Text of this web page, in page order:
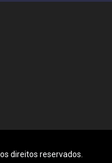
direitos reservados.